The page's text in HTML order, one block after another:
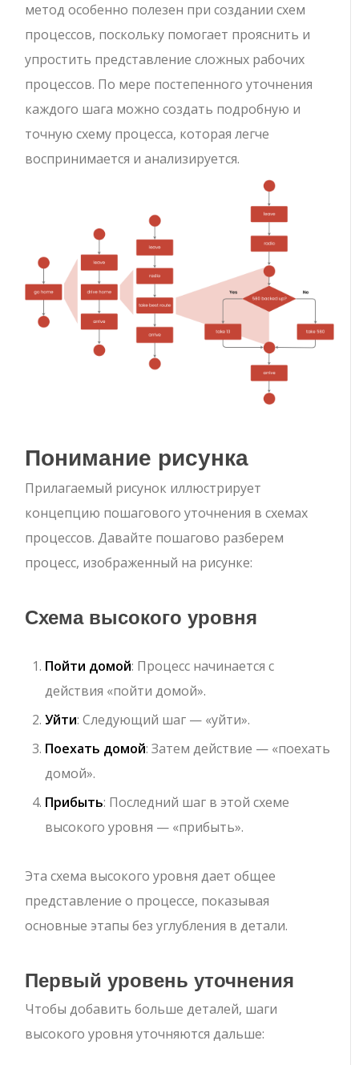
метод особенно полезен при создании схем
процессов, поскольку помогает прояснить и
упростить представление сложных рабочих
процессов. По мере постепенного уточнения
каждого шага можно создать подробную и
точную схему процесса, которая легче
воспринимается и анализируется.
Понимание рисунка
Прилагаемый рисунок иллюстрирует
концепцию пошагового уточнения в схемах
процессов. Давайте пошагово разберем
процесс, изображенный на рисунке:
Схема высокого уровня
Пойти домой: Процесс начинается с
действия «пойти домой».
Уйти: Следующий шаг — «уйти».
Поехать домой: Затем действие — «поехать
домой».
Прибыть: Последний шаг в этой схеме
высокого уровня — «прибыть».
Эта схема высокого уровня дает общее
представление о процессе, показывая
основные этапы без углубления в детали.
Первый уровень уточнения
Чтобы добавить больше деталей, шаги
высокого уровня уточняются дальше: